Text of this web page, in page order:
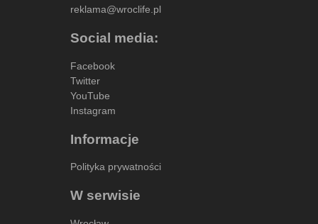
reklama@wroclife.pl
Social media:
Facebook
Twitter
YouTube
Instagram
Informacje
Polityka prywatności
W serwisie